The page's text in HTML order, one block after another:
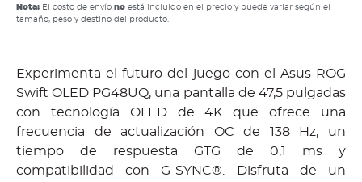
Nota: El costo de envío no está incluido en el precio y puede variar según el
tamaño, peso y destino del producto.
Experimenta el futuro del juego con el Asus ROG
Swift OLED PG48UQ, una pantalla de 47,5 pulgadas
con tecnología OLED de 4K que ofrece una
frecuencia de actualización OC de 138 Hz, un
tiempo de respuesta GTG de 0,1 ms y
compatibilidad con G-SYNC®. Disfruta de un